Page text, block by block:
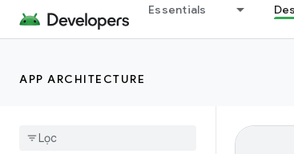
Essentials
APP ARCHITECTURE